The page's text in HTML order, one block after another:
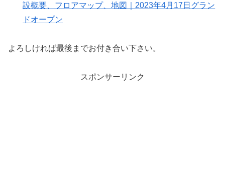
設概要、フロアマップ、地図｜2023年4月17日グラン
ドオープン
よろしければ最後までお付き合い下さい。
スポンサーリンク